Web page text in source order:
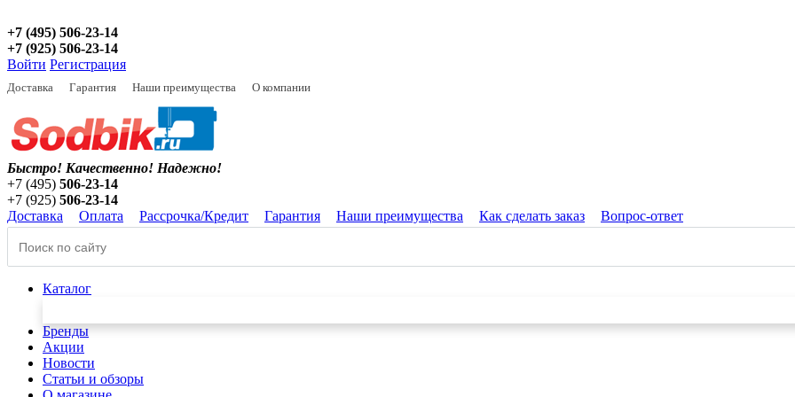
+7 (495) 506-23-14
+7 (925) 506-23-14
Войти Регистрация
Доставка Гарантия Наши преимущества О компании
Быстро! Качественно! Надежно!
+7 (495) 506-23-14
+7 (925) 506-23-14
Доставка
Оплата Рассрочка/Кредит Гарантия Наши преимущества Как сделать заказ Вопрос-ответ
Каталог
Бренды
Акции
Новости
Статьи и обзоры